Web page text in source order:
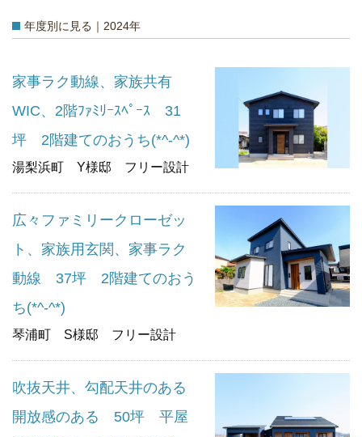
年度別に見る｜2024年
家事ラク動線、家族共有
WIC、2階ﾌｧﾐﾘｰｽﾍﾟｰｽ 31
坪 2階建てのおうち(*^-^*)
湯梨浜町 Y様邸 フリー設計
広々ファミリークローゼッ
ト、家族用玄関、家事ラク
動線 37坪 2階建てのおう
ち(*^-^*)
琴浦町 S様邸 フリー設計
吹抜天井、勾配天井のある
開放感のある 50坪 平屋